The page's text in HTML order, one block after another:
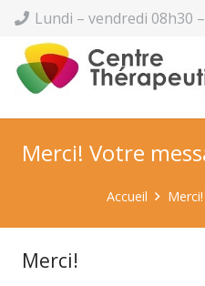
Lundi – vendredi 08h30
Merci! Votre
Accueil
Merci!